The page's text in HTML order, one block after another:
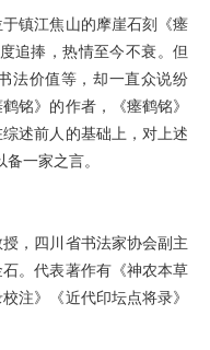
于镇江焦山的摩崖石刻《瘗
追捧，热情至今不衰。但
法价值等，却一直众说纷
铭》的作者，《瘗鹤铭》
述前人的基础上，对上述
一家之言。
，四川省书法家协会副主
。代表著作有《神农本草
注》《近代印坛点将录》